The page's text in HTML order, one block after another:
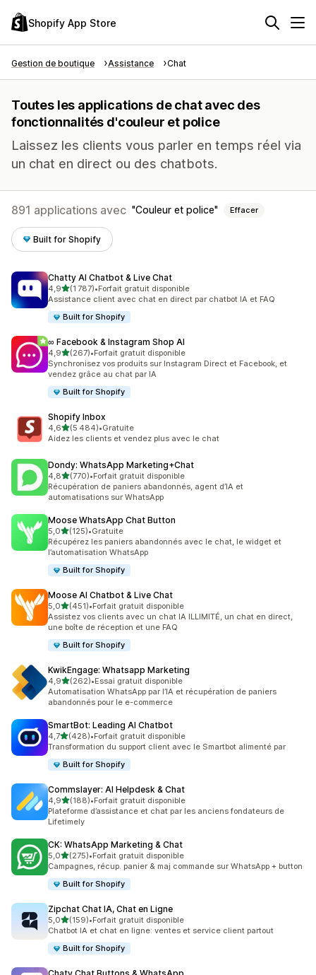
Shopify App Store
Gestion de boutique Assistance Chat
Toutes les applications de chat avec des
fonctionnalités d'couleur et police
Laissez les clients vous parler en temps réel via
un chat en direct ou des chatbots.
891 applications avec Couleur et police Effacer
Built for Shopify
Chatty AI Chatbot & Live Chat
4,9étoile(s) sur 5
(1 787)
1787 avis au total
•Forfait gratuit disponible
Assistance client avec chat en direct par chatbot IA et FAQ
Built for Shopify
∞ Facebook & Instagram Shop AI
4,9étoile(s) sur 5
(267)
267 avis au total
•Forfait gratuit disponible
Synchronisez vos produits sur Instagram Direct et Facebook, et
vendez grâce au chat par IA
Built for Shopify
Shopify Inbox
4,6étoile(s) sur 5
(5 484)
5484 avis au total
•Gratuite
Aidez les clients et vendez plus avec le chat
Dondy: WhatsApp Marketing+Chat
4,8étoile(s) sur 5
(770)
770 avis au total
•Forfait gratuit disponible
Récupération de paniers abandonnés, agent d’IA et
automatisations sur WhatsApp
Moose WhatsApp Chat Button
5,0étoile(s) sur 5
(125)
125 avis au total
•Gratuite
Récupérez les paniers abandonnés avec le chat, le widget et
l’automatisation WhatsApp
Built for Shopify
Moose AI Chatbot & Live Chat
5,0étoile(s) sur 5
(451)
451 avis au total
•Forfait gratuit disponible
Assistez vos clients avec un chat IA ILLIMITÉ, un chat en direct,
une boîte de réception et une FAQ
Built for Shopify
KwikEngage: Whatsapp Marketing
4,9étoile(s) sur 5
(262)
262 avis au total
•Essai gratuit disponible
Automatisation WhatsApp par l’IA et récupération de paniers
abandonnés pour le e-commerce
SmartBot: Leading AI Chatbot
4,7étoile(s) sur 5
(428)
428 avis au total
•Forfait gratuit disponible
Transformation du support client avec le Smartbot alimenté par
Built for Shopify
Commslayer: AI Helpdesk & Chat
4,9étoile(s) sur 5
(188)
188 avis au total
•Forfait gratuit disponible
Plateforme d’assistance et chat par les anciens fondateurs de
Lifetimely
CK: WhatsApp Marketing & Chat
5,0étoile(s) sur 5
(275)
275 avis au total
•Forfait gratuit disponible
Campagnes, récup. panier & maj commande sur WhatsApp + button
Built for Shopify
Zipchat Chat IA, Chat en Ligne
5,0étoile(s) sur 5
(159)
159 avis au total
•Forfait gratuit disponible
Chatbot IA et chat en ligne: ventes et service client partout
Built for Shopify